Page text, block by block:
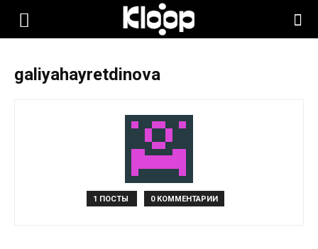
KLOOP.KG
galiyahayretdinova
1 ПОСТЫ 0 КОММЕНТАРИИ